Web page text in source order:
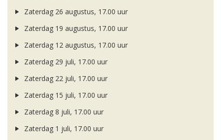
Zaterdag 26 augustus, 17.00 uur
Zaterdag 19 augustus, 17.00 uur
Zaterdag 12 augustus, 17.00 uur
Zaterdag 29 juli, 17.00 uur
Zaterdag 22 juli, 17.00 uur
Zaterdag 15 juli, 17.00 uur
Zaterdag 8 juli, 17.00 uur
Zaterdag 1 juli, 17.00 uur